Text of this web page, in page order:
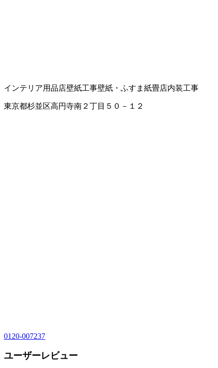
インテリア用品店壁紙工事壁紙・ふすま紙畳店内装工事
東京都杉並区高円寺南２丁目５０－１２
0120-007237
ユーザーレビュー